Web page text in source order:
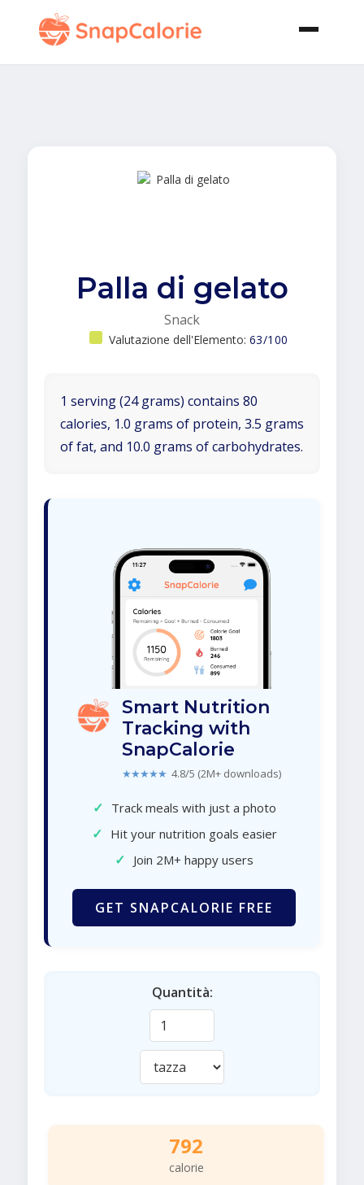
Palla di gelato
Snack
Valutazione dell'Elemento: 63/100
1 serving (24 grams) contains 80
calories, 1.0 grams of protein, 3.5 grams
of fat, and 10.0 grams of carbohydrates.
Smart Nutrition
Tracking with
SnapCalorie
★★★★★ 4.8/5 (2M+ downloads)
✓ Track meals with just a photo
✓ Hit your nutrition goals easier
✓ Join 2M+ happy users
GET SNAPCALORIE FREE
Quantità:
792
calorie